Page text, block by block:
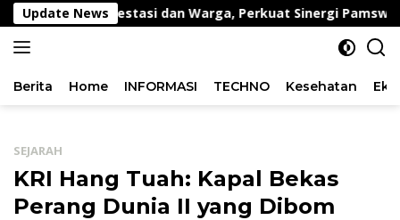
Langsung
ke
konten
Update News
Berprestasi dan Warga, Perkuat Sinergi Pamswakarsa
Berita Home INFORMASI TECHNO Kesehatan
SEJARAH
KRI Hang Tuah: Kapal Bekas
Perang Dunia II yang Dibom